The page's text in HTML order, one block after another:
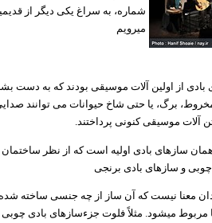
شماره، به سراغ یکی دیگر از
میرویم
بادی از اولین آلات موسیقی بودند که به دست
برگ، یا حتی شاخ حیوانات می توانند صدایی
آلات موسیقی کنونی پرداختند.
سازهای بادی اولیه است که از نظر
و سازهای بادی برنجی
معنا نیست که آن ساز از چه جنسی ساخته شده،
مربوط میشود. مثلاً فلوت جزءسازهای بادی